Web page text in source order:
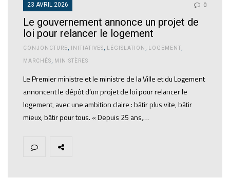
23 AVRIL 2026 0
Le gouvernement annonce un projet de
loi pour relancer le logement
CONJONCTURE INITIATIVES LÉGISLATION LOGEMENT
MARCHÉS MINISTÈRES
Le Premier ministre et le ministre de la Ville et du Logement
annoncent le dépôt d’un projet de loi pour relancer le
logement, avec une ambition claire : bâtir plus vite, bâtir
mieux, bâtir pour tous. « Depuis 25 ans,…